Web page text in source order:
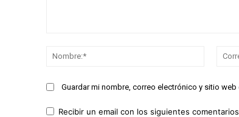
Nombre:*
Guardar mi nombre, correo electrónico y sitio
Recibir un email con los siguientes